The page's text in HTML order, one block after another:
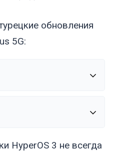
обновления
5G:
HyperOS 3 не всегда